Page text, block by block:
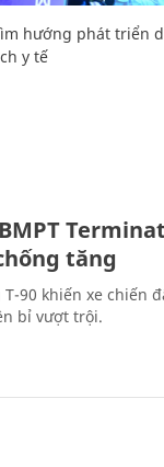
hướng phát triển
y tế
tăng
90 khiến xe chiến
bỉ vượt trội.